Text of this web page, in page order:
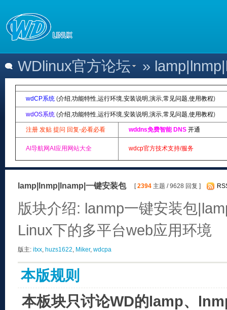
WDlinux官方论坛 »
wdCP系统 (介绍,功能特性,运行环境,安装说明 ,演示,常见问题,使用教程)
wdOS系统 (介绍,功能特性,运行环境,安装说明 ,演示,常见问题,使用教程)
注册 发贴 提问 回复-必看必看 wddns免费智能 DNS 开通
AI导航网AI应用网站大全 wdcp官方技术支持/服务
lamp|lnmp|lnamp|一键安装包 [2394 主题 / 9628 回复 ]
版块介绍: lanmp一键安装包
Linux下的多平台web应用环境
版主: itxx, huzs1622, Miker, wdcpa
本版规则
本板块只讨论WD的lamp、